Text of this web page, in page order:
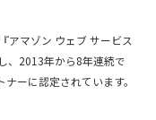
アマゾン ウェブ サービス
、2013年から8年連続で
ナーに認定されています。